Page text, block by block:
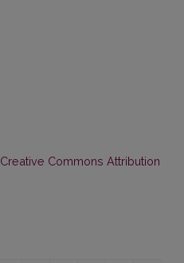
Creative Commons Attribution